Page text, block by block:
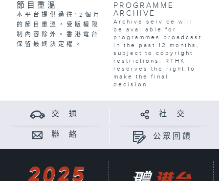
節目重溫
本平台提供過往12個月
的節目重溫，受版權限
制內容除外。香港電台
保留最終決定權。
PROGRAMME
ARCHIVE
Archive service will
be available for
programmes broadcast
in the past 12 months,
subject to copyright
restrictions. RTHK
reserves the right to
make the final
decision.
交 通 社 交
聯 絡 公眾回饋